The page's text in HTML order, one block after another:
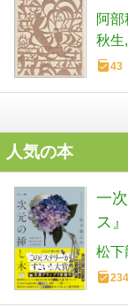
阿部
秋生
43
人気の本
一
ス
松下